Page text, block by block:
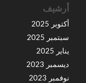
أرشيف
أكتوبر 2025
سبتمبر 2025
يناير 2025
ديسمبر 2023
نوفمبر 2023